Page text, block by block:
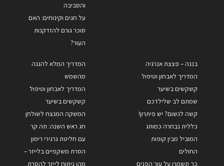
והסביבה
על חגים וקינוחים: האם
סוכר גורם להזדקנות
העור?
בננה – פצצת אנרגיה
המדריך לאבחון וטיפול
קשקשים בשיער
שמתם לב שלילדכם
קשה לנשום? יש פיתרון!
כללית נבחרה כמותג
המוביל מבין קופות
החולים
כך תשמרו על עור הפנים
המדריך המלא להגנה
מהשמש
המדריך לאבחון וטיפול
קשקשים בשיער
המשקה המנצח לשולחן
חג ראש השנה: תה קר
עם חליטת גרגירי רימון
הסרת משקפיים בלייזר –
מהו ניתוח לייזר להסרת